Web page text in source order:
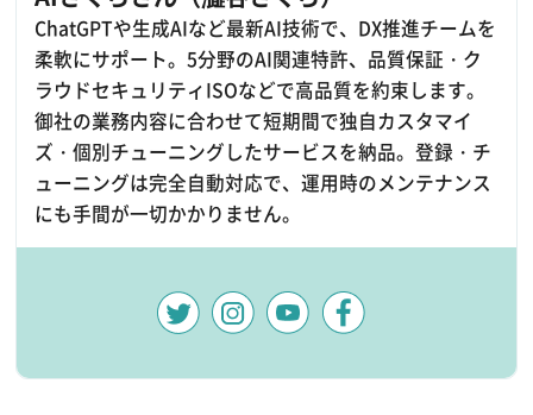
ChatGPTや生成AIなど最新AI技術で、DX推進チームを
柔軟にサポート。5分野のAI関連特許、品質保証・ク
ラウドセキュリティISOなどで高品質を約束します。
御社の業務内容に合わせて短期間で独自カスタマイ
ズ・個別チューニングしたサービスを納品。登録・チ
ューニングは完全自動対応で、運用時のメンテナンス
にも手間が一切かかりません。